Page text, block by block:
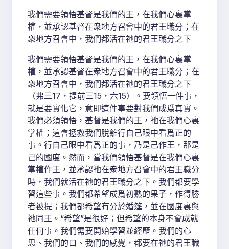
我們需要領悟基督是我們的王，在我們心裏掌
權，並承認基督在衆地方召會中的君王職分；在
衆地方召會中，我們都活在祂的君王職分之下
我們需要領悟基督是我們的王，在我們心裏掌
權，並承認基督在衆地方召會中的君王職分；在
衆地方召會中，我們都活在祂的君王職分之下
（弗三17，提前三15，六15）。要領悟一件事，
就是要實化它，意即這件事要對我們成爲真實。
我們必須領悟，基督是我們的王，祂在我們心裏
掌權；這會拯救我們脫離行自己眼中看爲正的
事。行自己眼中看爲正的事，乃是己作王，那是
己的國度。然而，當我們領悟基督是在我們心裏
掌權作王，並承認祂在衆地方召會中的君王職分
時，我們就活在祂的君王職分之下。我們都要學
習這些事。我們都希望成爲初熟的果子，作得勝
者被提；我們都希望有分於婚筵，並在國度裏與
祂同王。“希望”是很好；但希望的本身不會成就
任何事。我們需要開始學習並經歷。我們的心
思、我們的口、我們的感覺，都要在祂的君王職